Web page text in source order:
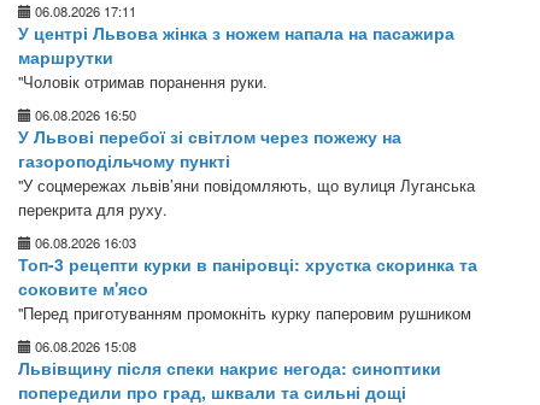
06.08.2026 17:11
У центрі Львова жінка з ножем напала на пасажира
маршрутки
"Чоловік отримав поранення руки.
06.08.2026 16:50
У Львові перебої зі світлом через пожежу на
газороподільчому пункті
"У соцмережах львів’яни повідомляють, що вулиця Луганська
перекрита для руху.
06.08.2026 16:03
Топ-3 рецепти курки в паніровці: хрустка скоринка та
соковите м'ясо
"Перед приготуванням промокніть курку паперовим рушником
06.08.2026 15:08
Львівщину після спеки накриє негода: синоптики
попередили про град, шквали та сильні дощі